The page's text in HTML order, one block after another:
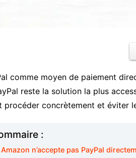
comme moyen de paiement
reste la solution la plus
concrètement et éviter
:
Amazon n’accepte pas PayPal